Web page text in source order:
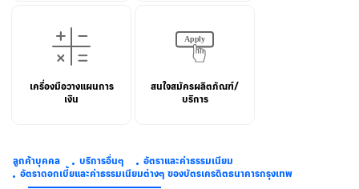
เครื่องมือวางแผนการ
เงิน
สนใจสมัครผลิตภัณฑ์/
บริการ
ลูกค้าบุคคล บริการอื่นๆ
อัตราและค่าธรรมเนียม
อัตราดอกเบี้ยและค่าธรรมเนียมต่างๆ ของบัตรเครดิตธนาคารกรุงเทพ